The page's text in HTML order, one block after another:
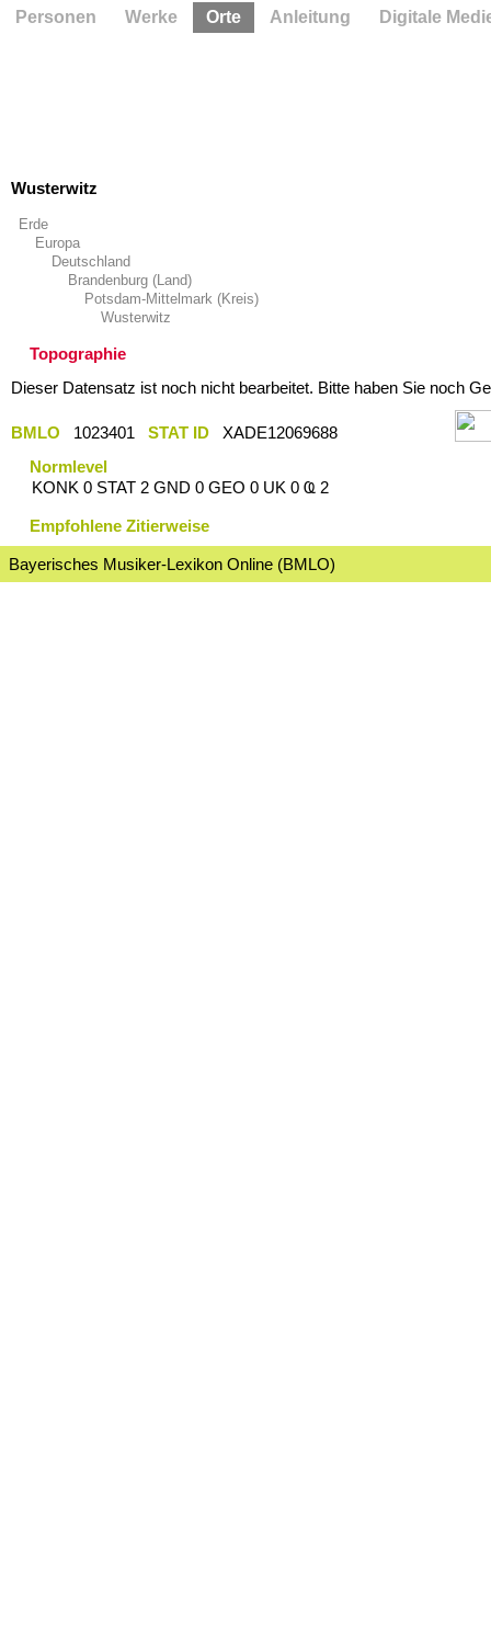
Wusterwitz
Erde
Europa
Deutschland
Brandenburg (Land)
Potsdam-Mittelmark (Kreis)
Wusterwitz
Topographie
Dieser Datensatz ist noch nicht bearbeitet. Bitte haben Sie noch
BMLO 1023401 STAT ID
XADE12069688
Normlevel
KONK 0 STAT 2 GND 0 GEO 0 UK 0 Ҩ 2
Empfohlene Zitierweise
Bayerisches Musiker-Lexikon Online (BMLO)
Personen Werke Orte Anleitung Digitale